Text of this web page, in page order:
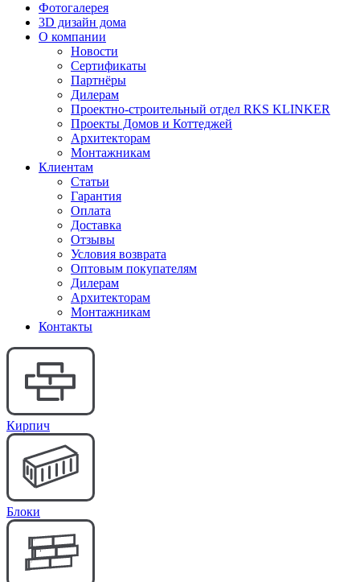
Фотогалерея
3D дизайн дома
О компании
Новости
Сертификаты
Партнёры
Дилерам
Проектно-строительный отдел RKS KLINKER
Проекты Домов и Коттеджей
Архитекторам
Монтажникам
Клиентам
Статьи
Гарантия
Оплата
Доставка
Отзывы
Условия возврата
Оптовым покупателям
Дилерам
Архитекторам
Монтажникам
Контакты
Кирпич
Блоки